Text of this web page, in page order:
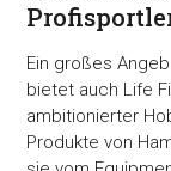
Ein großes
bietet auch Life
ambitionierter
Produkte von